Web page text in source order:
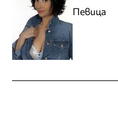
Певица